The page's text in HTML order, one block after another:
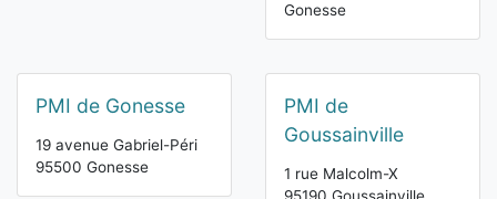
Gonesse
PMI de Gonesse
19 avenue Gabriel-Péri
95500 Gonesse
PMI de
Goussainville
1 rue Malcolm-X